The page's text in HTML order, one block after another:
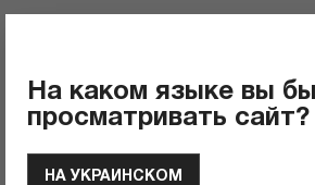
ОСТАВИТЬ
На каком языке вы
просматривать сайт?
НА УКРАИНСКОМ